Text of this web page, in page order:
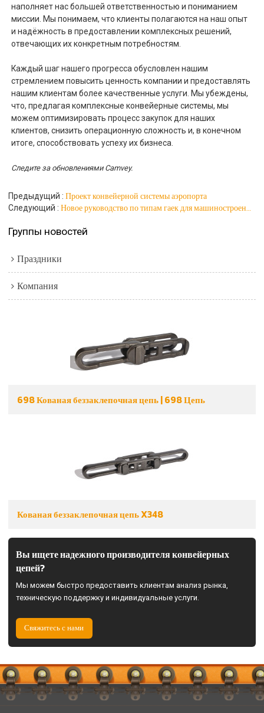
наполняет нас большей ответственностью и пониманием
миссии. Мы понимаем, что клиенты полагаются на наш опыт
и надёжность в предоставлении комплексных решений,
отвечающих их конкретным потребностям.
Каждый шаг нашего прогресса обусловлен нашим
стремлением повысить ценность компании и предоставлять
нашим клиентам более качественные услуги. Мы убеждены,
что, предлагая комплексные конвейерные системы, мы
можем оптимизировать процесс закупок для наших
клиентов, снизить операционную сложность и, в конечном
итоге, способствовать успеху их бизнеса.
Следите за обновлениями Camvey.
Предыдущий Проект конвейерной системы аэропорта
Следующий
Новое руководство по типам гаек для машиностроения и крепежных работ
Группы новостей
Праздники
Компания
698 Кованая беззаклепочная цепь | 698 Цепь
Кованая беззаклепочная цепь X348
Вы ищете надежного производителя конвейерных
цепей?
Мы можем быстро предоставить клиентам анализ рынка,
техническую поддержку и индивидуальные услуги.
Свяжитесь с нами